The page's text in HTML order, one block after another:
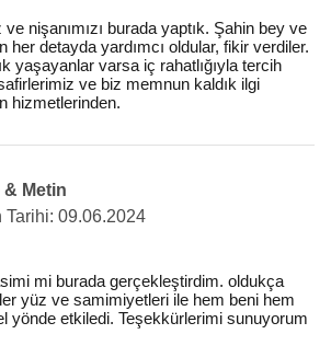
nişanımızı burada yaptık. Şahin bey ve
her detayda yardımcı oldular, fikir verdiler.
yaşayanlar varsa iç rahatlığıyla tercih
ve biz memnun kaldık ilgi
hizmetlerinden.
& Metin
Tarihi: 09.06.2024
mi burada gerçekleştirdim. oldukça
yüz ve samimiyetleri ile hem beni hem
yönde etkiledi. Teşekkürlerimi sunuyorum